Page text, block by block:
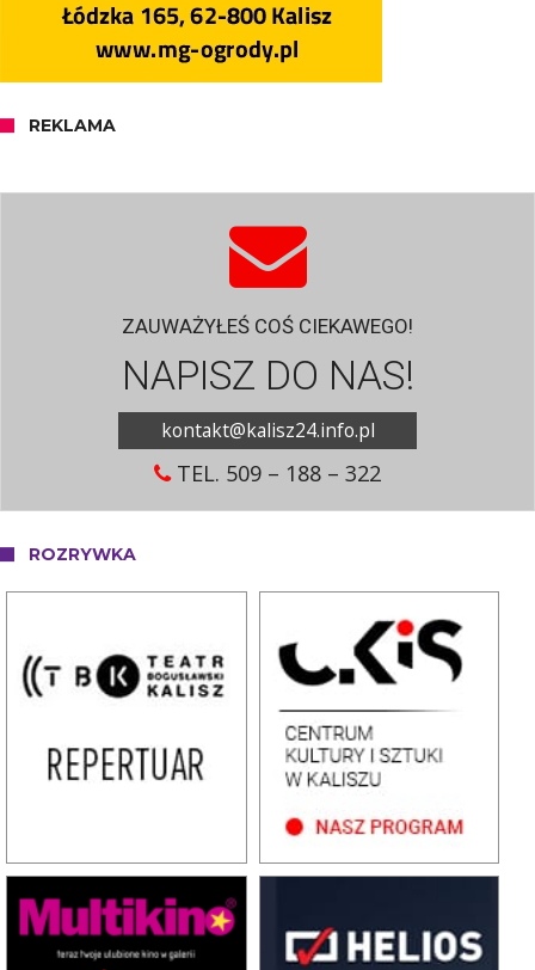
REKLAMA
ZAUWAŻYŁEŚ COŚ CIEKAWEGO!
NAPISZ DO NAS!
kontakt@kalisz24.info.pl
TEL. 509 – 188 – 322
ROZRYWKA